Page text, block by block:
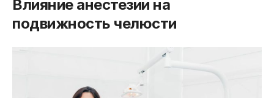
Влияние анестезии на
подвижность челюсти